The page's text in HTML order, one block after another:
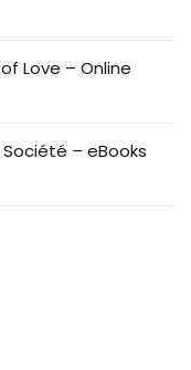
Love – Online
Société – eBooks